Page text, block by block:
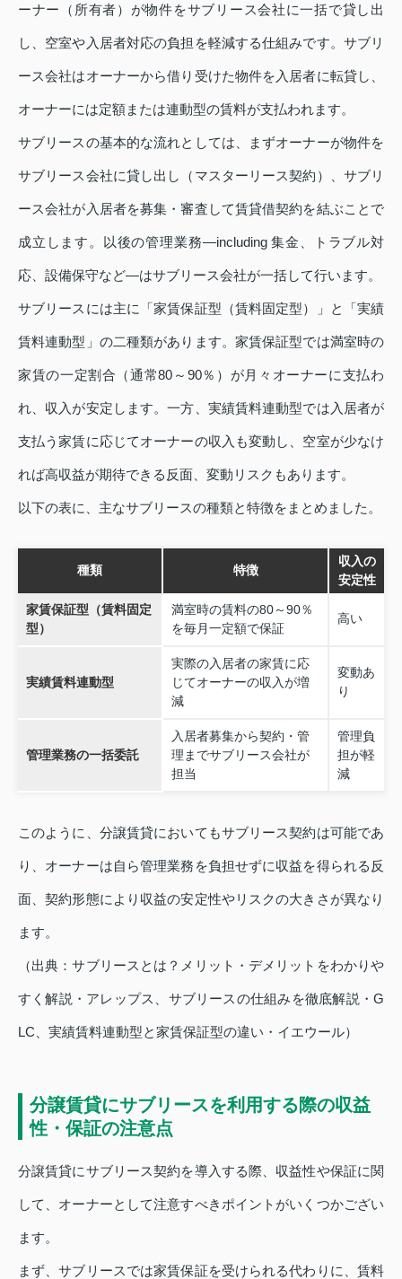
ーナー（所有者）が物件をサブリース会社に一括で貸し出
し、空室や入居者対応の負担を軽減する仕組みです。サブリ
ース会社はオーナーから借り受けた物件を入居者に転貸し、
オーナーには定額または連動型の賃料が支払われます。
サブリースの基本的な流れとしては、まずオーナーが物件を
サブリース会社に貸し出し（マスターリース契約）、サブリ
ース会社が入居者を募集・審査して賃貸借契約を結ぶことで
成立します。以後の管理業務—including 集金、トラブル対
応、設備保守など—はサブリース会社が一括して行います。
サブリースには主に「家賃保証型（賃料固定型）」と「実績
賃料連動型」の二種類があります。家賃保証型では満室時の
家賃の一定割合（通常80～90％）が月々オーナーに支払わ
れ、収入が安定します。一方、実績賃料連動型では入居者が
支払う家賃に応じてオーナーの収入も変動し、空室が少なけ
れば高収益が期待できる反面、変動リスクもあります。
以下の表に、主なサブリースの種類と特徴をまとめました。
種類 特徴
収入の
安定性
家賃保証型（賃料固定
型）
満室時の賃料の80～90％
を毎月一定額で保証
高い
実績賃料連動型
実際の入居者の家賃に応
じてオーナーの収入が増
減
変動あ
り
管理業務の一括委託
入居者募集から契約・管
理までサブリース会社が
担当
管理負
担が軽
減
このように、分譲賃貸においてもサブリース契約は可能であ
り、オーナーは自ら管理業務を負担せずに収益を得られる反
面、契約形態により収益の安定性やリスクの大きさが異なり
ます。
（出典：サブリースとは？メリット・デメリットをわかりや
すく解説・アレップス、サブリースの仕組みを徹底解説・G
LC、実績賃料連動型と家賃保証型の違い・イエウール）
分譲賃貸にサブリースを利用する際の収益
性・保証の注意点
分譲賃貸にサブリース契約を導入する際、収益性や保証に関
して、オーナーとして注意すべきポイントがいくつかござい
ます。
まず、サブリースでは家賃保証を受けられる代わりに、賃料